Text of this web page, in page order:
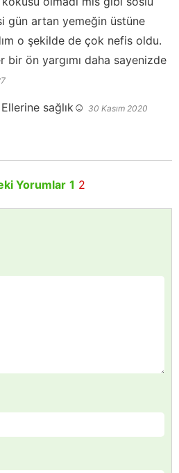
gün artan yemeğin üstüne
o şekilde de çok nefis oldu.
ön yargımı daha sayenizde
Ellerine sağlık☺️ 30 Kasım 2020
Yorumlar 1 2